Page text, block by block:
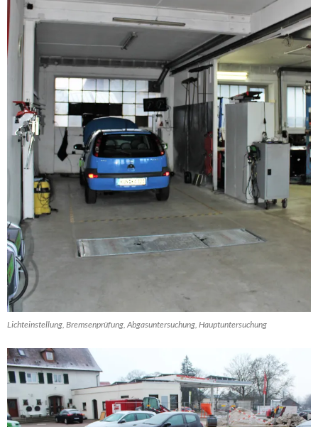
Lichteinstellung, Bremsenprüfung, Abgasuntersuchung, Hauptuntersuchung